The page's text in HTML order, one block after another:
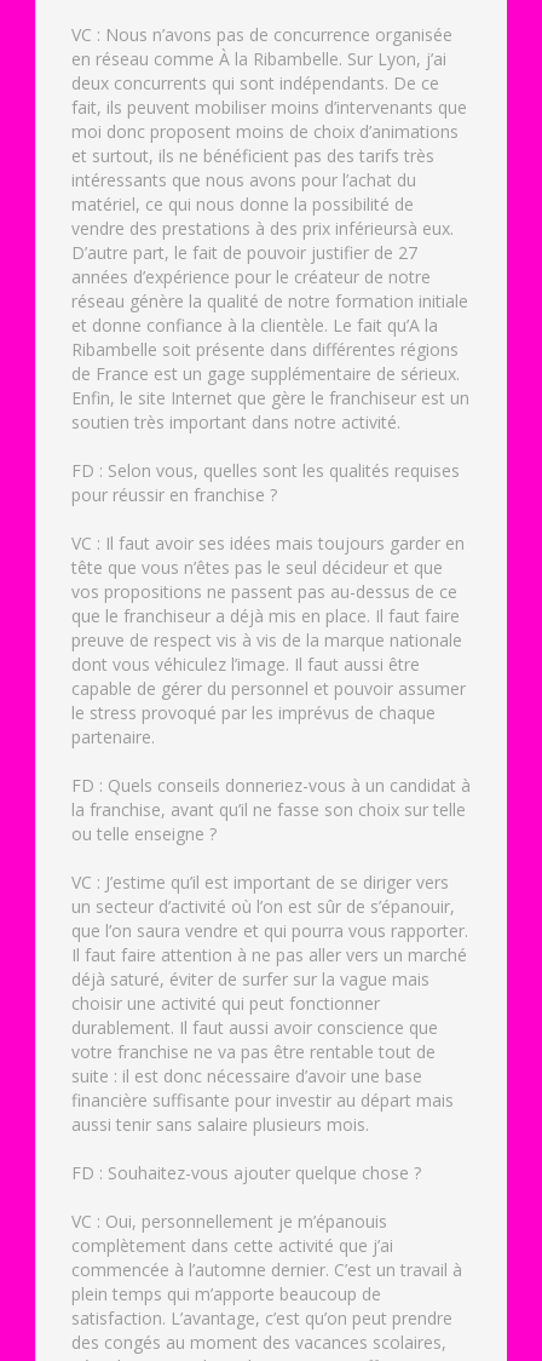
VC : Nous n’avons pas de concurrence organisée
en réseau comme À la Ribambelle. Sur Lyon, j’ai
deux concurrents qui sont indépendants. De ce
fait, ils peuvent mobiliser moins d’intervenants que
moi donc proposent moins de choix d’animations
et surtout, ils ne bénéficient pas des tarifs très
intéressants que nous avons pour l’achat du
matériel, ce qui nous donne la possibilité de
vendre des prestations à des prix inférieursà eux.
D’autre part, le fait de pouvoir justifier de 27
années d’expérience pour le créateur de notre
réseau génère la qualité de notre formation initiale
et donne confiance à la clientèle. Le fait qu’A la
Ribambelle soit présente dans différentes régions
de France est un gage supplémentaire de sérieux.
Enfin, le site Internet que gère le franchiseur est un
soutien très important dans notre activité.
FD : Selon vous, quelles sont les qualités requises
pour réussir en franchise ?
VC : Il faut avoir ses idées mais toujours garder en
tête que vous n’êtes pas le seul décideur et que
vos propositions ne passent pas au-dessus de ce
que le franchiseur a déjà mis en place. Il faut faire
preuve de respect vis à vis de la marque nationale
dont vous véhiculez l’image. Il faut aussi être
capable de gérer du personnel et pouvoir assumer
le stress provoqué par les imprévus de chaque
partenaire.
FD : Quels conseils donneriez-vous à un candidat à
la franchise, avant qu’il ne fasse son choix sur telle
ou telle enseigne ?
VC : J’estime qu’il est important de se diriger vers
un secteur d’activité où l’on est sûr de s’épanouir,
que l’on saura vendre et qui pourra vous rapporter.
Il faut faire attention à ne pas aller vers un marché
déjà saturé, éviter de surfer sur la vague mais
choisir une activité qui peut fonctionner
durablement. Il faut aussi avoir conscience que
votre franchise ne va pas être rentable tout de
suite : il est donc nécessaire d’avoir une base
financière suffisante pour investir au départ mais
aussi tenir sans salaire plusieurs mois.
FD : Souhaitez-vous ajouter quelque chose ?
VC : Oui, personnellement je m’épanouis
complètement dans cette activité que j’ai
commencée à l’automne dernier. C’est un travail à
plein temps qui m’apporte beaucoup de
satisfaction. L’avantage, c’est qu’on peut prendre
des congés au moment des vacances scolaires,